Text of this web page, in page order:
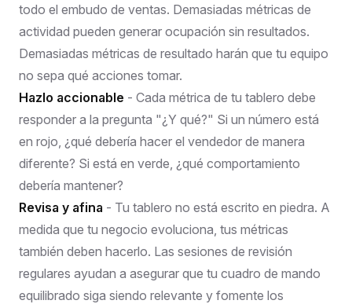
todo el embudo de ventas. Demasiadas métricas de
actividad pueden generar ocupación sin resultados.
Demasiadas métricas de resultado harán que tu equipo
no sepa qué acciones tomar.
Hazlo accionable - Cada métrica de tu tablero debe
responder a la pregunta "¿Y qué?" Si un número está
en rojo, ¿qué debería hacer el vendedor de manera
diferente? Si está en verde, ¿qué comportamiento
debería mantener?
Revisa y afina - Tu tablero no está escrito en piedra. A
medida que tu negocio evoluciona, tus métricas
también deben hacerlo. Las sesiones de revisión
regulares ayudan a asegurar que tu cuadro de mando
equilibrado siga siendo relevante y fomente los